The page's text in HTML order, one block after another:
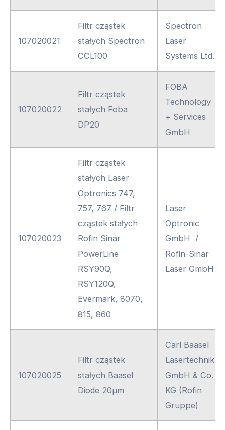
107020021
Filtr cząstek
stałych Spectron
CCL100
Spectron
Laser
Systems Ltd.
107020022
Filtr cząstek
stałych Foba
DP20
FOBA
Technology
+ Services
GmbH
107020023
Filtr cząstek
stałych Laser
Optronics 747,
757, 767 / Filtr
cząstek stałych
Rofin Sinar
PowerLine
RSY90Q,
RSY120Q,
Evermark, 8070,
815, 860
Laser
Optronic
GmbH /
Rofin-Sinar
Laser GmbH
107020025
Filtr cząstek
stałych Baasel
Diode 20μm
Carl Baasel
Lasertechnik
GmbH & Co.
KG (Rofin
Gruppe)